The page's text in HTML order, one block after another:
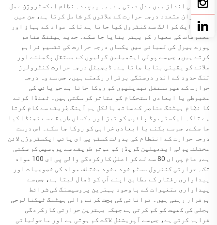
انقلابی انداز میں بدل دیتی ہے۔ یہ پیچیدہ نظام ایکسٹروژن عمل
کے دوران متعدد درجہ حرارت کے علاقوں کو شامل کرتا ہے، جن میں
سے ہر ایک کو الگ سے کنٹرول کیا جاتا ہے تاکہ مواد کے بہاؤ اور
مصنوعات کی معیار کو بہتر بنایا جا سکے۔ جدید ہیٹنگ عناصر
پورے بیرل کی لمبائی میں یکساں درجہ حرارت کی تقسیم فراہم
کرتے ہیں، جس سے پولی ایتھیلین گولیوں کے مستقل پگھلنے اور
ملانے کو یقینی بنایا جاتا ہے۔ ڈیجیٹل درجہ حرارت کنٹرولرز
تنگ حدود کے اندر درستگی برقرار رکھتے ہیں، جس سے وہ درجہ
حرارت کے غیرمستقل تبدیلیوں کو روکا جاتا ہے جو پائپ کی
مضبوطی یا ابعادی استحکام کو متاثر کر سکتی ہیں۔ ٹھنڈا کرنے
کا نظام ہیٹنگ عناصر کے ساتھ بالکل ہم آہنگ طریقے سے کام کرتا
ہے تاکہ ایکسٹریوڈ پائپس کو تیز اور یکساں طریقے سے ٹھنڈا کیا
جا سکے، جس سے بکنے یا ابعادی خرابی کو روکا جا سکے۔ اس درست
درجہ حرارت کے انتظام کی بدولت کسٹم پی ای پائپ ایکسٹروژن لائن
مختلف پولی ایتھیلین گریڈز کو موثر طریقے سے پروسیس کر سکتی
ہے، عام پی ای 80 سے لے کر اعلیٰ کارکردگی والی پی ای 100 مواد
تک۔ حرارتی کنٹرول سسٹم خود بخود مختلف مواد کی خصوصیات اور
پیداواری رفتار کے مطابق اپنے آپ کو ڈھال لیتا ہے، جس سے
پیداواری متغیرات کے باوجود بہترین پروسیسنگ کی شرائط
برقرار رہتی ہیں۔ توانائی کی بچت کرنے والی ہیٹنگ ٹیکنالوجی
بجلی کی کھپت کو کم کرتی ہے جبکہ بہترین حرارتی کارکردگی
فراہم کرتی ہے، جس سے آپریشنل لاگت کم ہوتی ہے اور ماحولیاتی